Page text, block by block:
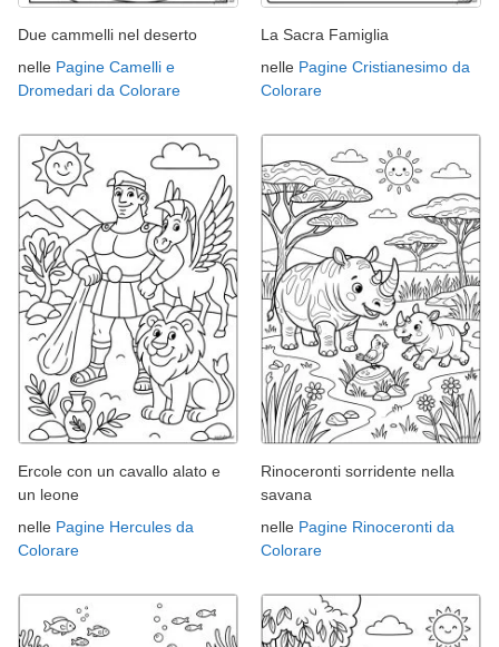
Due cammelli nel deserto
nelle Pagine Camelli e
Dromedari da Colorare
La Sacra Famiglia
nelle Pagine Cristianesimo da
Colorare
Ercole con un cavallo alato e
un leone
nelle Pagine Hercules da
Colorare
Rinoceronti sorridente nella
savana
nelle Pagine Rinoceronti da
Colorare